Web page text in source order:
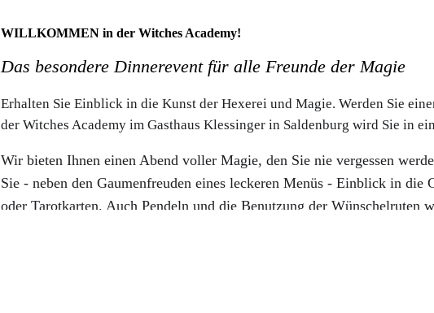
WILLKOMMEN in der Witches Academy!
Das besondere Dinnerevent für alle Freunde der Magie
Erhalten Sie Einblick in die Kunst der Hexerei und Magie. Werden Sie
der Witches Academy im Gasthaus Klessinger in Saldenburg wird Sie in
Wir bieten Ihnen einen Abend voller Magie, den Sie nie vergessen
Sie - neben den Gaumenfreuden eines leckeren Menüs - Einblick in
oder Tarotkarten. Auch Pendeln und die Benutzung der Wünschelruten